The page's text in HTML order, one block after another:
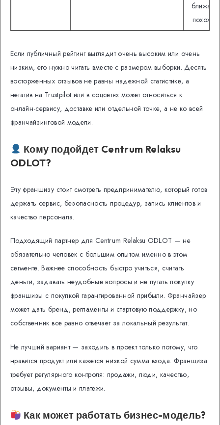
похожих
Если публичный рейтинг выглядит очень высоким или очень
низким, его нужно читать вместе с размером выборки. Десять
восторженных отзывов не равны надежной статистике, а
негатив на Trustpilot или в соцсетях может относиться к
онлайн-сервису, доставке или отдельной точке, а не ко всей
франчайзинговой модели.
Кому подойдет Centrum Relaksu
ODLOT?
Эту франшизу стоит смотреть предпринимателю, который готов
держать сервис, безопасность процедур, запись клиентов и
качество персонала.
Подходящий партнер для Centrum Relaksu ODLOT — не
обязательно человек с большим опытом именно в этом
сегменте. Важнее способность быстро учиться, считать
деньги, задавать неудобные вопросы и не путать покупку
франшизы с покупкой гарантированной прибыли. Франчайзер
может дать бренд, регламенты и стартовую поддержку, но
собственник все равно отвечает за локальный результат.
Не лучший вариант — заходить в проект только потому, что
нравится продукт или кажется низкой сумма входа. Франшиза
требует регулярного контроля: продажи, люди, качество,
отзывы, документы и платежи.
Как может работать бизнес-модель?